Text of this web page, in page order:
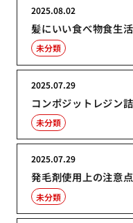
髪にいい食べ物食生
2025.08.02
未分類
コンポジットレジン
2025.07.29
未分類
発毛剤使用上の注意
2025.07.29
未分類